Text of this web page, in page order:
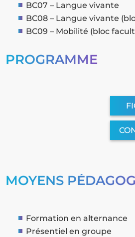
BC07 – Langue vivante
BC08 – Langue vivante
BC09 – Mobilité (bloc
PROGRAMME
MOYENS
Formation en alternance
Présentiel en groupe